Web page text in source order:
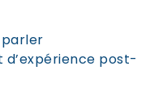
parler
d’expérience post-